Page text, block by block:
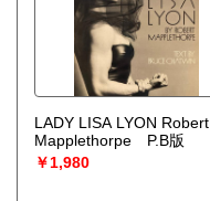
LADY LISA LYON Robert
Mapplethorpe P.B版
￥1,980